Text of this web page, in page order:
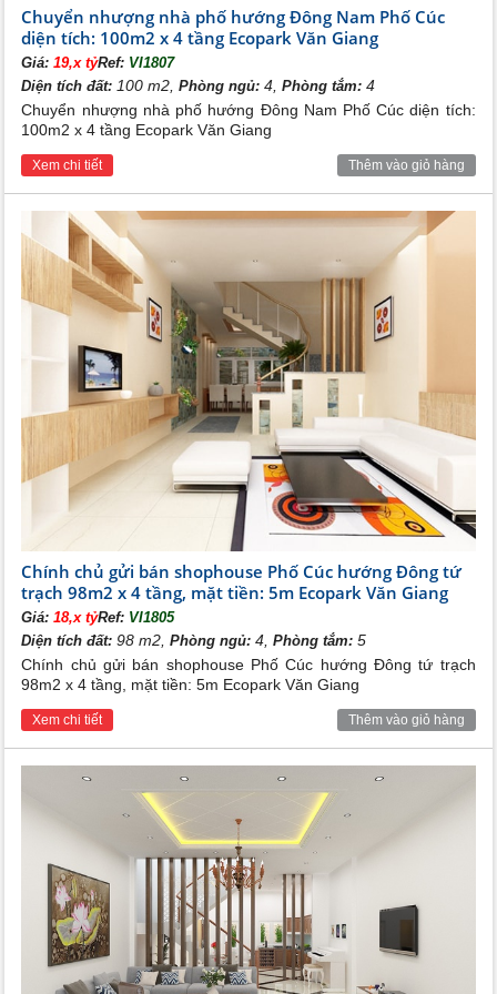
Chuyển nhượng nhà phố hướng Đông Nam Phố Cúc
diện tích: 100m2 x 4 tầng Ecopark Văn Giang
Giá:19,x tỷRef: VI1807
Diện tích đất: 100 m2,Phòng ngủ: 4,Phòng tắm: 4
Chuyển nhượng nhà phố hướng Đông Nam Phố Cúc diện tích:
100m2 x 4 tầng Ecopark Văn Giang
Xem chi tiết Thêm vào giỏ hàng
Chính chủ gửi bán shophouse Phố Cúc hướng Đông tứ
trạch 98m2 x 4 tầng, mặt tiền: 5m Ecopark Văn Giang
Giá:18,x tỷRef: VI1805
Diện tích đất: 98 m2,Phòng ngủ: 4,Phòng tắm: 5
Chính chủ gửi bán shophouse Phố Cúc hướng Đông tứ trạch
98m2 x 4 tầng, mặt tiền: 5m Ecopark Văn Giang
Xem chi tiết Thêm vào giỏ hàng